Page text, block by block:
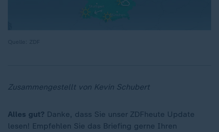
Zusammengestellt von Kevin Schubert
Alles gut? Danke, dass Sie unser ZDFheute Update
lesen! Empfehlen Sie das Briefing gerne Ihren